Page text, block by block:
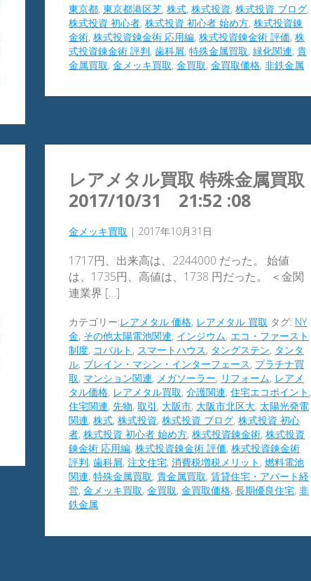
東京都,東京都港区芝,株式,株式投資,株式投資 ブログ,
株式投資 初心者,株式投資 初心者 始め方,株式投資錬
金術,株式投資錬金術 応用編,株式投資錬金術 評価,株
式投資錬金術 評判,歯科屑,特殊金属買取,緑化関連,貴
金属買取,金メッキ買取,金買取,金買取価格,非鉄金属
レアメタル買取 特殊金属買取
2017/10/31 21:52 :08
金メッキ買取 | 2017年10月31日
1717円、出来高は、2244000 だった。 始値
は、1735円、高値は、1738 円だった。 ＜金関
連業界 […]
カテゴリー:レアメタル 価格, レアメタル 買取 タグ: NY
金, その他太陽電池関連, インジウム, エコ・ファースト
制度, コバルト , スマートハウス, タングステン, タンタ
ル, ブレイン・マシン・インターフェース, プラチナ買
取, マンション関連, メガソーラー, リフォーム, レアメ
タル価格, レアメタル買取,介護関連,住宅エコポイント ,
住宅関連,先物,取引 , 大阪市, 大阪市北区大, 太陽光発電
関連,株式,株式投資,株式投資 ブログ,株式投資 初心
者,株式投資 初心者 始め方,株式投資錬金術,株式投資
錬金術 応用編,株式投資錬金術 評価,株式投資錬金術
評判,歯科屑,注文住宅,消費税増税メリット ,燃料電池
関連,特殊金属買取,貴金属買取,賃貸住宅・アパート経
営,金メッキ買取,金買取,金買取価格,長期優良住宅,非
鉄金属